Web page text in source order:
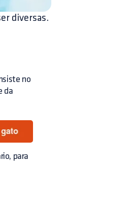
diversas.
no
da
para